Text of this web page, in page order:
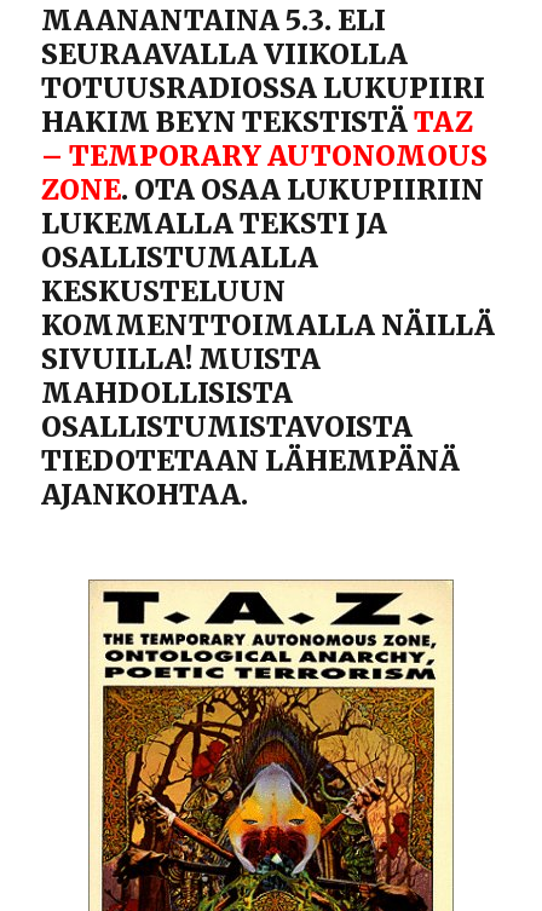
MAANANTAINA 5.3. ELI
SEURAAVALLA VIIKOLLA
TOTUUSRADIOSSA LUKUPIIRI
HAKIM BEYN TEKSTISTÄTAZ
– TEMPORARY AUTONOMOUS
ZONE. OTA OSAA LUKUPIIRIIN
LUKEMALLA TEKSTI JA
OSALLISTUMALLA
KESKUSTELUUN
KOMMENTTOIMALLA NÄILLÄ
SIVUILLA! MUISTA
MAHDOLLISISTA
OSALLISTUMISTAVOISTA
TIEDOTETAAN LÄHEMPÄNÄ
AJANKOHTAA.